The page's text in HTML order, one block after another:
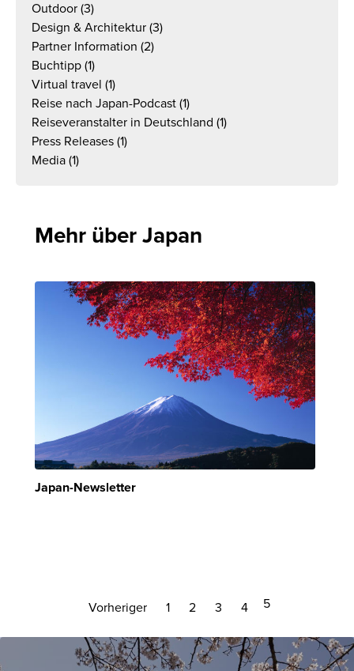
Outdoor (3)
Design & Architektur (3)
Partner Information (2)
Buchtipp (1)
Virtual travel (1)
Reise nach Japan-Podcast (1)
Reiseveranstalter in Deutschland (1)
Press Releases (1)
Media (1)
Mehr über Japan
Japan-Newsletter
Vorheriger 1 2 3 4 5